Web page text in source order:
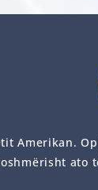
Amerikan.
ato